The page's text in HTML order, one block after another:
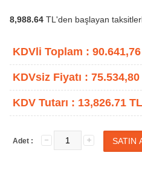
8,988.64 TL'den başlayan
KDVli Toplam : 90.641,76
KDVsiz Fiyatı : 75.534,80
KDV Tutarı : 13,826.71 TL
Adet :